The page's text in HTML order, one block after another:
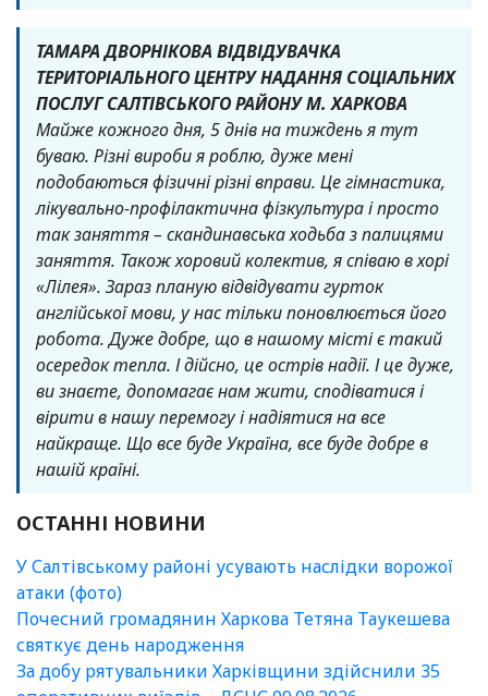
ТАМАРА ДВОРНІКОВА ВІДВІДУВАЧКА
ТЕРИТОРІАЛЬНОГО ЦЕНТРУ НАДАННЯ СОЦІАЛЬНИХ
ПОСЛУГ САЛТІВСЬКОГО РАЙОНУ М. ХАРКОВА
Майже кожного дня, 5 днів на тиждень я тут
буваю. Різні вироби я роблю, дуже мені
подобаються фізичні різні вправи. Це гімнастика,
лікувально-профілактична фізкультура і просто
так заняття – скандинавська ходьба з палицями
заняття. Також хоровий колектив, я співаю в хорі
«Лілея». Зараз планую відвідувати гурток
англійської мови, у нас тільки поновлюється його
робота. Дуже добре, що в нашому місті є такий
осередок тепла. І дійсно, це острів надії. І це дуже,
ви знаєте, допомагає нам жити, сподіватися і
вірити в нашу перемогу і надіятися на все
найкраще. Що все буде Україна, все буде добре в
нашій країні.
ОСТАННІ НОВИНИ
У Салтівському районі усувають наслідки ворожої
атаки (фото)
Почесний громадянин Харкова Тетяна Таукешева
святкує день народження
За добу рятувальники Харківщини здійснили 35